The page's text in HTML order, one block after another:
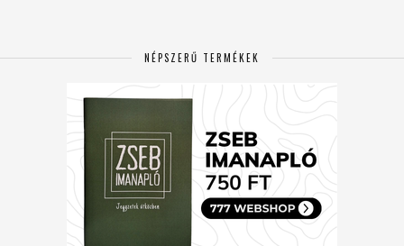
NÉPSZERŰ TERMÉKEK